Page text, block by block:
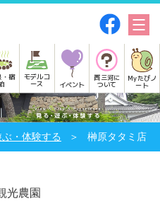
・宿 モデルコ
ース イベント
西三河に
ついて
Myたびノ
ート
ぶ・体験する 榊原タタミ店
光農園